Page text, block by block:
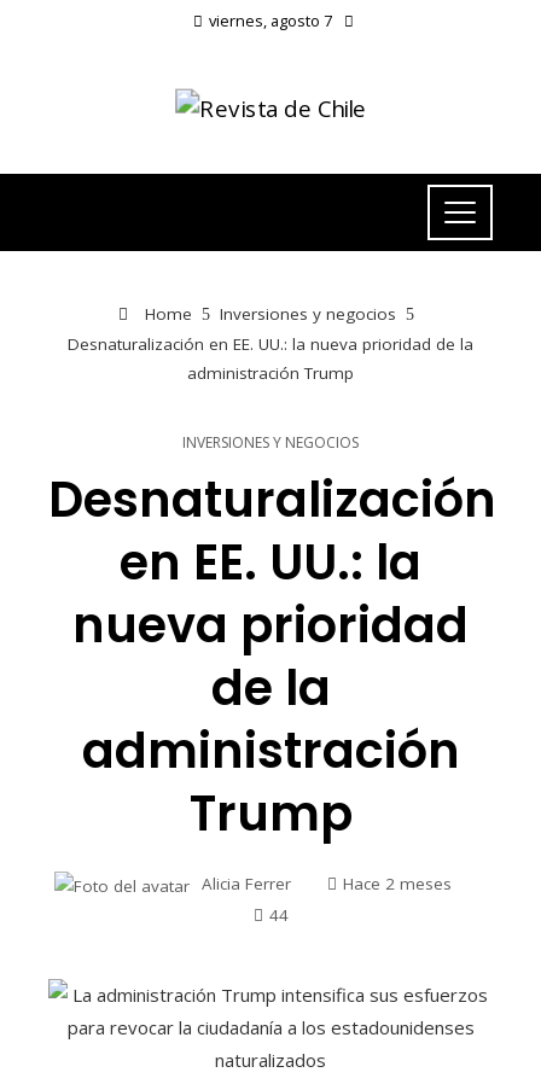
viernes, agosto 7
Home
Inversiones y negocios
Desnaturalización en EE. UU.: la nueva prioridad de la
administración Trump
INVERSIONES Y NEGOCIOS
Desnaturalización
en EE. UU.: la
nueva prioridad
de la
administración
Trump
Alicia Ferrer
Hace 2 meses
44